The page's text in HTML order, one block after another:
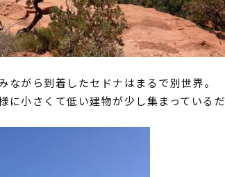
ながら到着したセドナはまるで別世界。
に小さくて低い建物が少し集まっているだ